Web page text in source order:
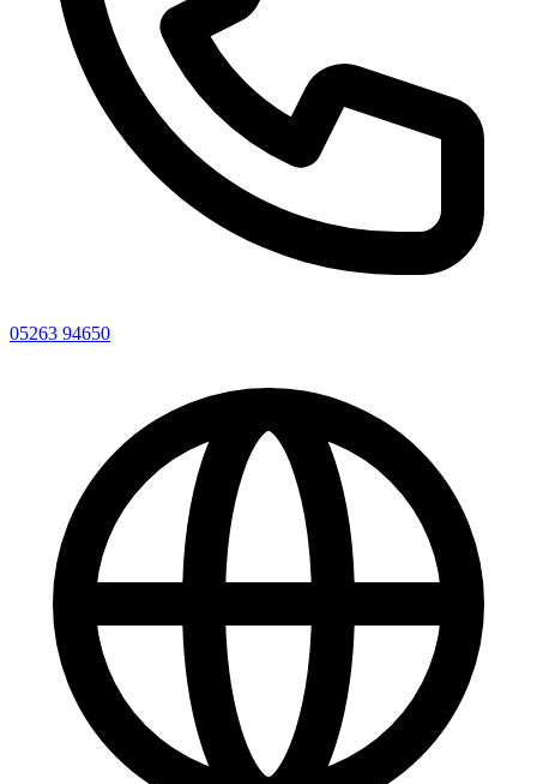
05263 94650